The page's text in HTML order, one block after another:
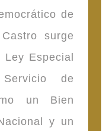
de
surge
Especial
de
un Bien
y un